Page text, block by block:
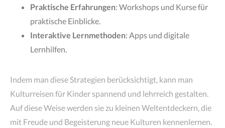
Praktische Erfahrungen: Workshops und Kurse für
praktische Einblicke.
Interaktive Lernmethoden: Apps und digitale
Lernhilfen.
Indem man diese Strategien berücksichtigt, kann man
Kulturreisen für Kinder spannend und lehrreich gestalten.
Auf diese Weise werden sie zu kleinen Weltentdeckern, die
mit Freude und Begeisterung neue Kulturen kennenlernen.